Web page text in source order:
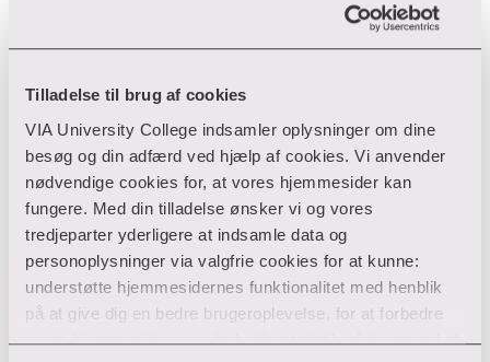
Tilladelse til brug af cookies
VIA University College indsamler oplysninger om dine
besøg og din adfærd ved hjælp af cookies. Vi anvender
nødvendige cookies for, at vores hjemmesider kan
fungere. Med din tilladelse ønsker vi og vores
tredjeparter yderligere at indsamle data og
personoplysninger via valgfrie cookies for at kunne:
understøtte hjemmesidernes funktionalitet med henblik
på at give dig en bedre brugeroplevelse, for at forbedre
vores hjemmesider og udarbejde statistik på baggrund af
Filter
Ryd filtre
Din søgning gav desværre ikke noget resultat
Giv ikke op endnu!